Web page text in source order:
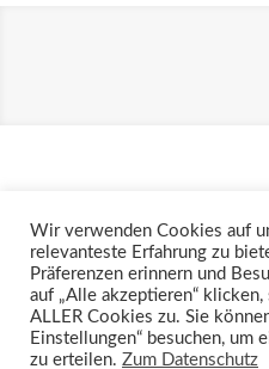
impressum |
© 2024 claus eisenschink
Wir verwenden Cookies auf
relevanteste Erfahrung zu
Präferenzen erinnern und
auf „Alle akzeptieren“
ALLER Cookies zu. Sie
Einstellungen“ besuchen,
zu erteilen. Zum Datenschutz